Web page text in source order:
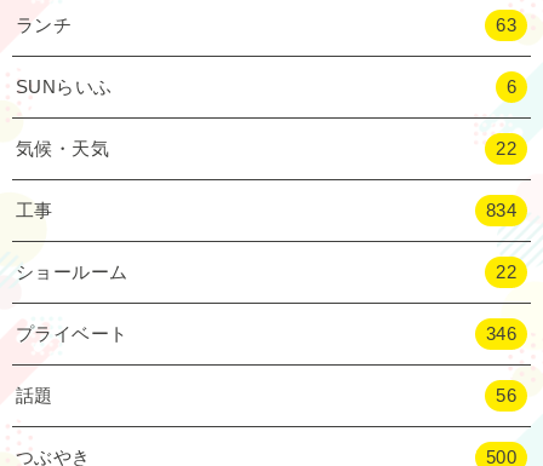
ランチ 63
SUNらいふ 6
気候・天気 22
工事 834
ショールーム 22
プライベート 346
話題 56
つぶやき 500